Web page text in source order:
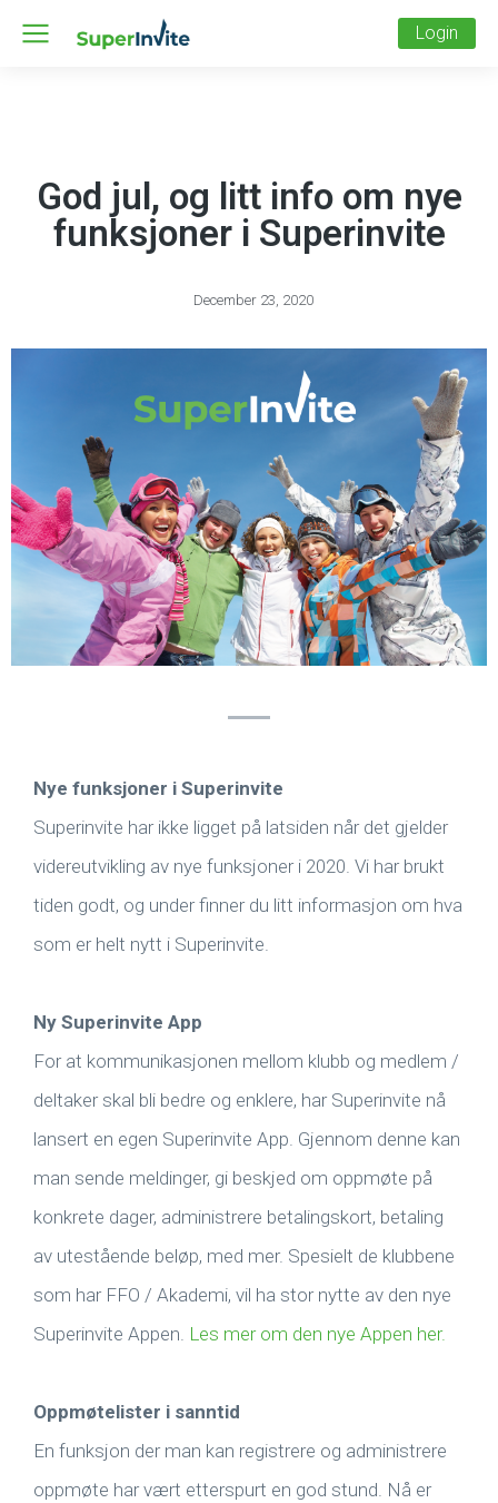
Login
God jul, og litt info om nye
funksjoner i Superinvite
December 23, 2020
Nye funksjoner i Superinvite
Superinvite har ikke ligget på latsiden når det gjelder
videreutvikling av nye funksjoner i 2020. Vi har brukt
tiden godt, og under finner du litt informasjon om hva
som er helt nytt i Superinvite.
Ny Superinvite App
For at kommunikasjonen mellom klubb og medlem /
deltaker skal bli bedre og enklere, har Superinvite nå
lansert en egen Superinvite App. Gjennom denne kan
man sende meldinger, gi beskjed om oppmøte på
konkrete dager, administrere betalingskort, betaling
av utestående beløp, med mer. Spesielt de klubbene
som har FFO / Akademi, vil ha stor nytte av den nye
Superinvite Appen. Les mer om den nye Appen her.
Oppmøtelister i sanntid
En funksjon der man kan registrere og administrere
oppmøte har vært etterspurt en god stund. Nå er